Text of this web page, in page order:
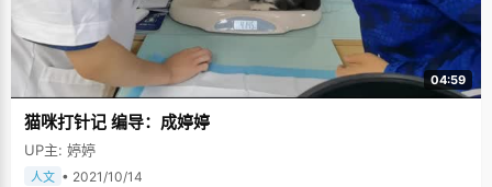
04:59
猫咪打针记 编导：成婷婷
UP主: 婷婷
人文 • 2021/10/14